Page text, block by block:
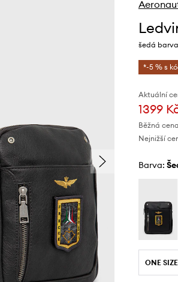
šedá
*-5 % s
Aktuální
1399
Běžná
Nejnižší
Barva:
ONE SIZE